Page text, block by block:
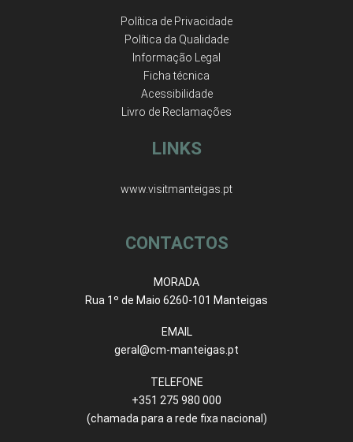
Política de Privacidade
Política da Qualidade
Informação Legal
Ficha técnica
Acessibilidade
Livro de Reclamações
LINKS
www.visitmanteigas.pt
CONTACTOS
MORADA
Rua 1º de Maio 6260-101 Manteigas
EMAIL
geral@cm-manteigas.pt
TELEFONE
+351 275 980 000
(chamada para a rede fixa nacional)